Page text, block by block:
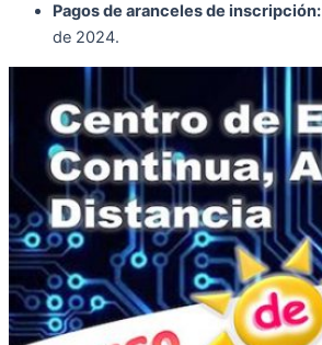
Pagos de aranceles de inscripción:
de 2024.